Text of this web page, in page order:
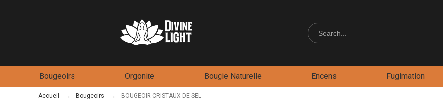
Bougeoirs Orgonite Bougie Naturelle Encens Fugimation
Accueil Bougeoirs BOUGEOIR CRISTAUX DE SEL